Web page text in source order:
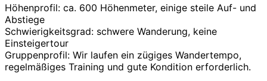
Höhenprofil: ca. 600 Höhenmeter, einige steile Auf- und
Abstiege
Schwierigkeitsgrad: schwere Wanderung, keine
Einsteigertour
Gruppenprofil: Wir laufen ein zügiges Wandertempo,
regelmäßiges Training und gute Kondition erforderlich.